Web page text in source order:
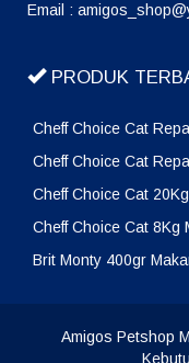
Email :
PRODUK
Cheff Choice Cat
Cheff Choice Cat
Cheff Choice Cat
Cheff Choice Cat 8Kg
Brit Monty 400gr
Amigos Petshop